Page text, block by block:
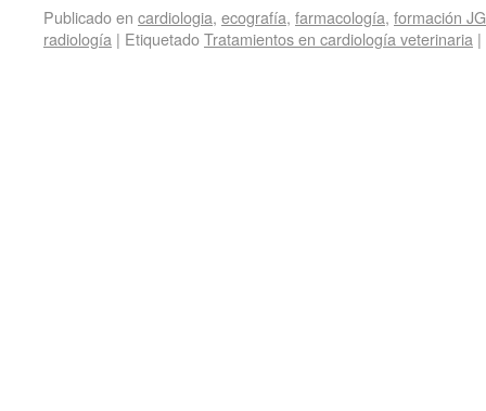
Publicado en cardiologia, ecografía, farmacología, formación JG
radiología | EtiquetadoTratamientos en cardiología veterinaria |